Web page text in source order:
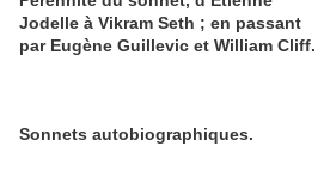
Jodelle à Vikram Seth ; en passant
par Eugène Guillevic et William Cliff.
Sonnets autobiographiques.